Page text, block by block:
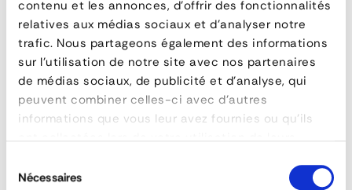
contenu et les annonces, d'offrir des fonctionnalités
relatives aux médias sociaux et d'analyser notre
trafic. Nous partageons également des informations
sur l'utilisation de notre site avec nos partenaires
de médias sociaux, de publicité et d'analyse, qui
peuvent combiner celles-ci avec d'autres
informations que vous leur avez fournies ou qu'ils
duNécessaires
Escabeau
véhicule
industriel
latéral
FAQ